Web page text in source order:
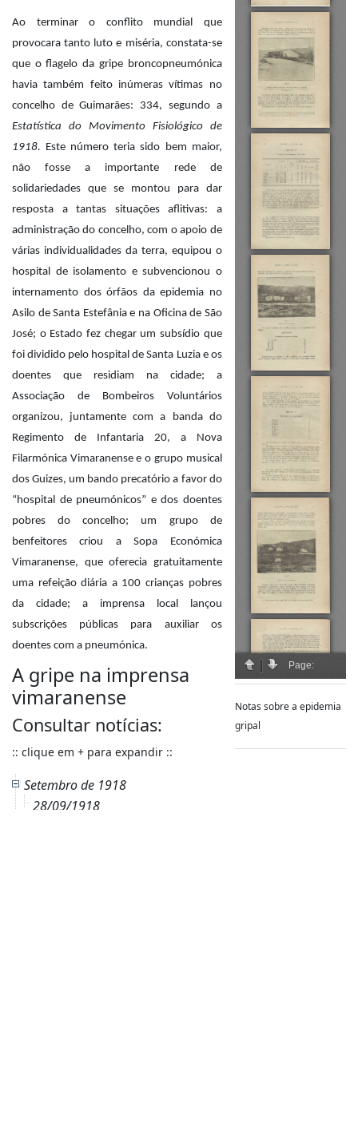
Notas sobre a epidemia
gripal
Ao terminar o conflito mundial que
provocara tanto luto e miséria, constata-se
que o flagelo da gripe broncopneumónica
havia também feito inúmeras vítimas no
concelho de Guimarães: 334, segundo a
Estatística do Movimento Fisiológico de
1918. Este número teria sido bem maior,
não fosse a importante rede de
solidariedades que se montou para dar
resposta a tantas situações aflitivas: a
administração do concelho, com o apoio de
várias individualidades da terra, equipou o
hospital de isolamento e subvencionou o
internamento dos órfãos da epidemia no
Asilo de Santa Estefânia e na Oficina de São
José; o Estado fez chegar um subsídio que
foi dividido pelo hospital de Santa Luzia e os
doentes que residiam na cidade; a
Associação de Bombeiros Voluntários
organizou, juntamente com a banda do
Regimento de Infantaria 20, a Nova
Filarmónica Vimaranense e o grupo musical
dos Guizes, um bando precatório a favor do
“hospital de pneumónicos” e dos doentes
pobres do concelho; um grupo de
benfeitores criou a Sopa Económica
Vimaranense, que oferecia gratuitamente
uma refeição diária a 100 crianças pobres
da cidade; a imprensa local lançou
subscrições públicas para auxiliar os
doentes com a pneumónica.
A gripe na imprensa
vimaranense
Consultar notícias:
:: clique em + para expandir ::
Setembro de 1918
28/09/1918